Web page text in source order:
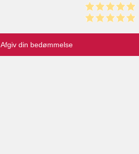
Afgiv din bedømmelse